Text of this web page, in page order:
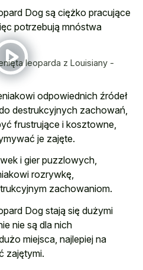
Dog są ciężko pracujące
potrzebują mnóstwa
leoparda z Louisiany -
odpowiednich źródeł
destrukcyjnych zachowań,
frustrujące i kosztowne,
je zajęte.
i gier puzzlowych,
rozrywkę,
zachowaniom.
Dog stają się dużymi
nie są dla nich
miejsca, najlepiej na
zajętymi.